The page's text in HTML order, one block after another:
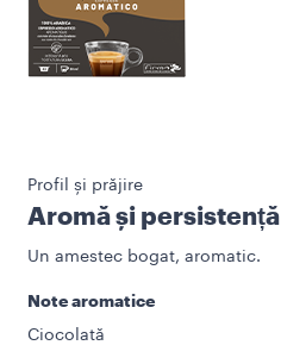
Profil și prăjire
Aromă și persistență
Un amestec bogat, aromatic.
Note aromatice
Ciocolată